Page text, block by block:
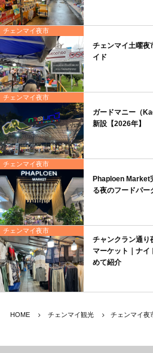
チェンマイ夜市
チェンマイ土曜夜
イド
チェンマイ夜市
ガードマニー（
新設【2026年】
チェンマイ夜市
Phaploen Market
る夜のフードパー
チェンマイ夜市
チャンクラン通り
マーケット｜ナイ
めて紹介
HOME チェンマイ観光 チェンマイ夜